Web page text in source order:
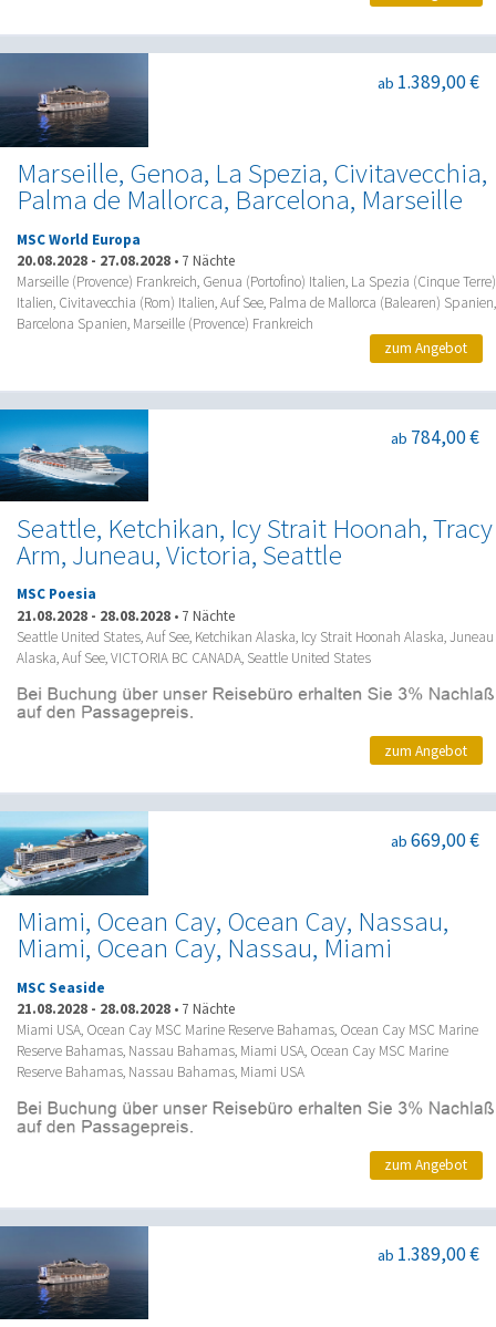
Marseille, Genoa, La Spezia, Civitavecchia,
Palma de Mallorca, Barcelona, Marseille
ab 1.389,00 €
MSC World Europa
20.08.2028 - 27.08.2028 • 7 Nächte
Marseille (Provence) Frankreich, Genua (Portofino) Italien, La Spezia (Cinque Terre)
Italien, Civitavecchia (Rom) Italien, Auf See, Palma de Mallorca (Balearen) Spanien,
Barcelona Spanien, Marseille (Provence) Frankreich
zum Angebot
Seattle, Ketchikan, Icy Strait Hoonah, Tracy
Arm, Juneau, Victoria, Seattle
ab 784,00 €
MSC Poesia
21.08.2028 - 28.08.2028 • 7 Nächte
Seattle United States, Auf See, Ketchikan Alaska, Icy Strait Hoonah Alaska, Juneau
Alaska, Auf See, VICTORIA BC CANADA, Seattle United States
zum Angebot
Miami, Ocean Cay, Ocean Cay, Nassau,
Miami, Ocean Cay, Nassau, Miami
ab 669,00 €
MSC Seaside
21.08.2028 - 28.08.2028 • 7 Nächte
Miami USA, Ocean Cay MSC Marine Reserve Bahamas, Ocean Cay MSC Marine
Reserve Bahamas, Nassau Bahamas, Miami USA, Ocean Cay MSC Marine
Reserve Bahamas, Nassau Bahamas, Miami USA
zum Angebot
ab 1.389,00 €